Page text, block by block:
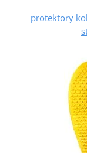
protektory